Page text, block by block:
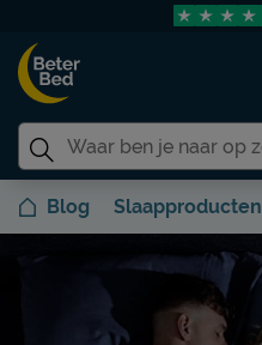
Blog Slaapproducten